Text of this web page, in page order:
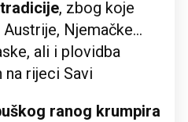
, zbog koje
Njemačke...
ali i plovidba
rijeci Savi
ranog krumpira